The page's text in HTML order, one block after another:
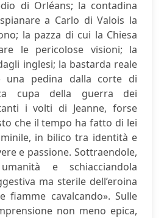
di Orléans; la contadina
a Carlo di Valois la
la pazza di cui la Chiesa
le pericolose visioni; la
inglesi; la bastarda reale
una pedina dalla corte di
cupa della guerra dei
i volti di Jeanne, forse
che il tempo ha fatto di lei
in bilico tra identità e
e passione. Sottraendole,
e schiacciandola
ma sterile dell’eroina
fiamme cavalcando». Sulle
non meno epica,